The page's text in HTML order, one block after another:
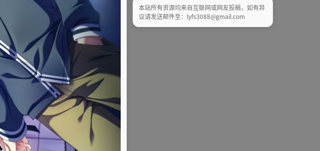
本站所有资源均来自互联网或网友投稿，如有异
议请发送邮件至：lyfs3088@gmail.com